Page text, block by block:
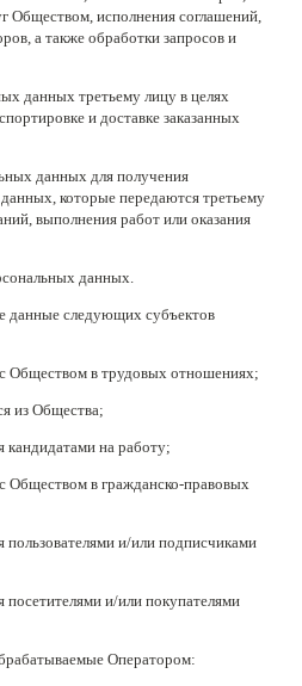
Обществом, исполнения соглашений,
а также обработки запросов и
данных третьему лицу в целях
и доставке заказанных
данных для получения
которые передаются третьему
выполнения работ или оказания
данных.
данные следующих субъектов
Обществом в трудовых отношениях;
из Общества;
кандидатами на работу;
Обществом в гражданско-правовых
пользователями и/или подписчиками
и/или покупателями
Оператором: